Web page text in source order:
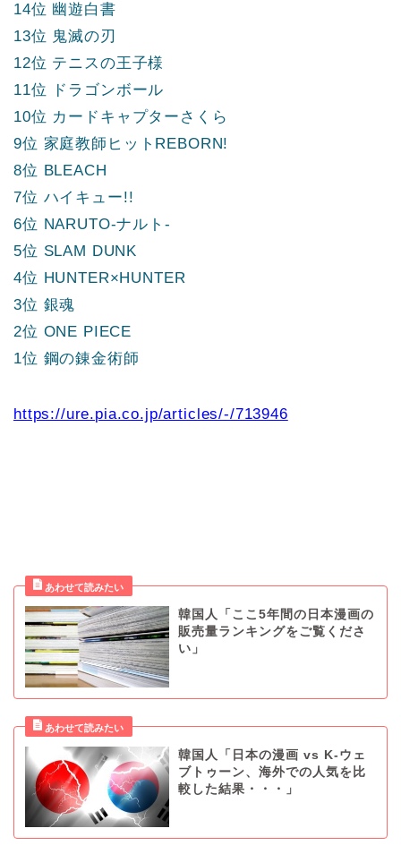
14位 幽遊白書
13位 鬼滅の刃
12位 テニスの王子様
11位 ドラゴンボール
10位 カードキャプターさくら
9位 家庭教師ヒットREBORN!
8位 BLEACH
7位 ハイキュー!!
6位 NARUTO-ナルト-
5位 SLAM DUNK
4位 HUNTER×HUNTER
3位 銀魂
2位 ONE PIECE
1位 鋼の錬金術師
https://ure.pia.co.jp/articles/-/713946
韓国人「ここ5年間の日本漫画の
販売量ランキングをご覧くださ
い」
韓国人「日本の漫画 vs K-ウェ
ブトゥーン、海外での人気を比
較した結果・・・」